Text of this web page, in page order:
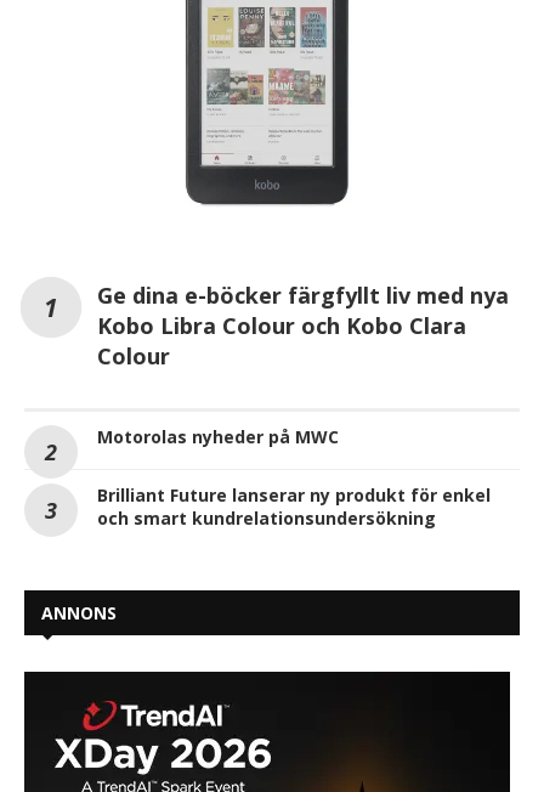
Ge dina e-böcker färgfyllt liv med nya
Kobo Libra Colour och Kobo Clara
Colour
Motorolas nyheder på MWC
Brilliant Future lanserar ny produkt för enkel
och smart kundrelationsundersökning
ANNONS